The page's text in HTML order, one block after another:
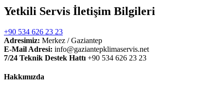
Yetkili Servis İletişim Bilgileri
+90 534 626 23 23
Adresimiz: Merkez / Gaziantep
E-Mail Adresi: info@gaziantepklimaservis.net
7/24 Teknik Destek Hattı +90 534 626 23 23
Hakkımızda